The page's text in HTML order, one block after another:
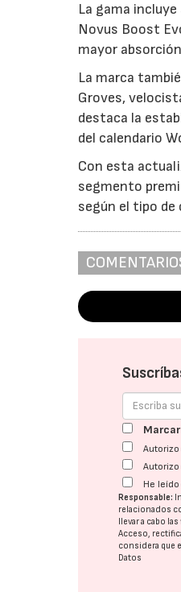
La gama
Novus Boost
mayor
La marca
Groves,
destaca la
del calendario
Con esta
segmento
según el tipo
He
Responsable:
relacionados
llevar a cabo
Acceso,
considera que
Datos